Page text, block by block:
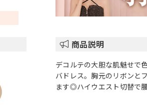
商品説明
デコルテの大胆な肌魅せで
バドレス。胸元のリボンと
ます◎ハイウエスト切替で